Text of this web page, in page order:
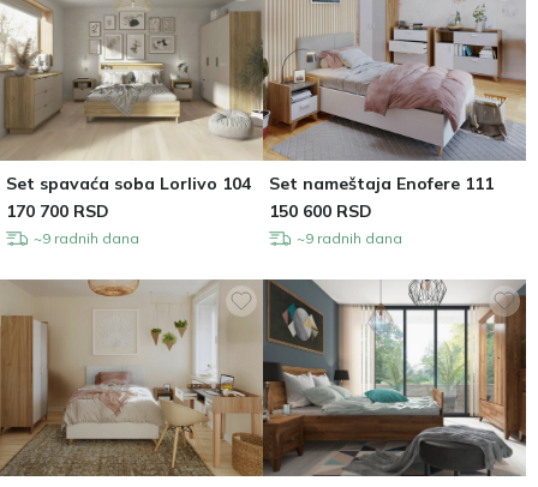
Set spavaća soba Lorlivo 104
170 700 RSD
~9 radnih dana
Set nameštaja Enofere 111
150 600 RSD
~9 radnih dana